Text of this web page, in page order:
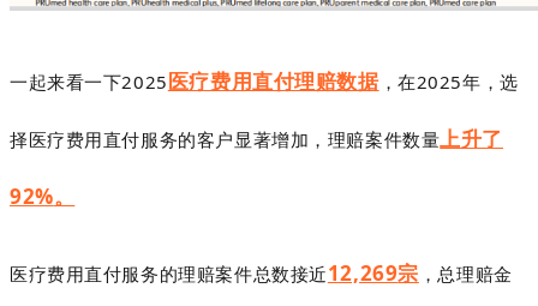
一起来看一下2025医疗费用直付理赔数据，在2025年，选
择医疗费用直付服务的客户显著增加，理赔案件数量上升了
92%。
医疗费用直付服务的理赔案件总数接近12,269宗 ，总理赔金